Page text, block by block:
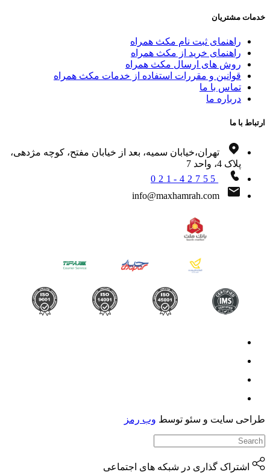
مشتریان
راهنمای ثبت نام مکث همراه
راهنمای خرید از مکث همراه
روش های ارسال مکث همراه
قوانین و مقررات استفاده از خدمات مکث همراه
تماس با ما
درباره ما
با ما
تهران،خیابان سمیه، بعد از خیابان مفتح، کوچه مژدهی،
پلاک 4، واحد 7
021-42755
info@maxhamrah.com
سایت و سئو توسطوب رمز
اشتراک گذاری در شبکه های اجتماعی